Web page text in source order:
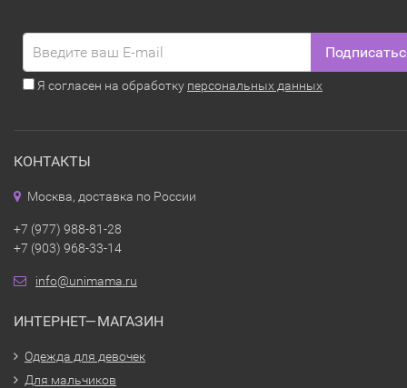
Я согласен на обработку персональных данных
КОНТАКТЫ
Москва, доставка по России
+7 (977) 988-81-28
+7 (903) 968-33-14
info@unimama.ru
ИНТЕРНЕТ—МАГАЗИН
Одежда для девочек
Для мальчиков